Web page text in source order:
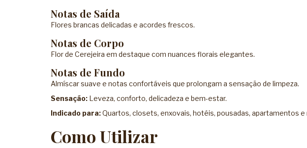
Notas de Saída
Flores brancas delicadas e acordes frescos.
Notas de Corpo
Flor de Cerejeira em destaque com nuances florais elegantes.
Notas de Fundo
Almíscar suave e notas confortáveis que prolongam a sensação de limpeza.
Sensação: Leveza, conforto, delicadeza e bem-estar.
Indicado para:Quartos, closets, enxovais, hotéis, pousadas, apartamentos e
Como Utilizar